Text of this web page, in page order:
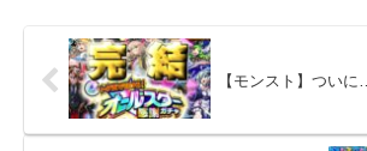
【モンスト】ついに…